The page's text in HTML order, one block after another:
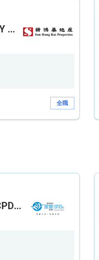
SENIOR FIRE SAFETY OFFICER / FIRE SAFETY OFFICER
全職
司機 (編號：HCST/CPD/CTE)